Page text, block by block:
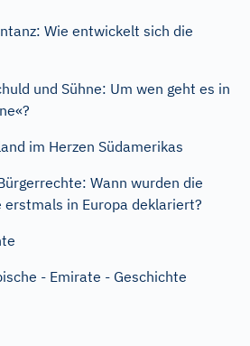
Wie entwickelt sich die
und Sühne: Um wen geht es in
im Herzen Südamerikas
Wann wurden die
erstmals in Europa deklariert?
- Emirate - Geschichte